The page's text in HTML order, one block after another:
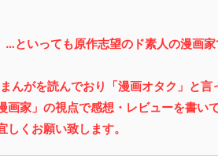
といっても原作志望のド素人の漫画
んがを読んでおり「漫画オタク」と言
画家」の視点で感想・レビューを書い
くお願い致します。